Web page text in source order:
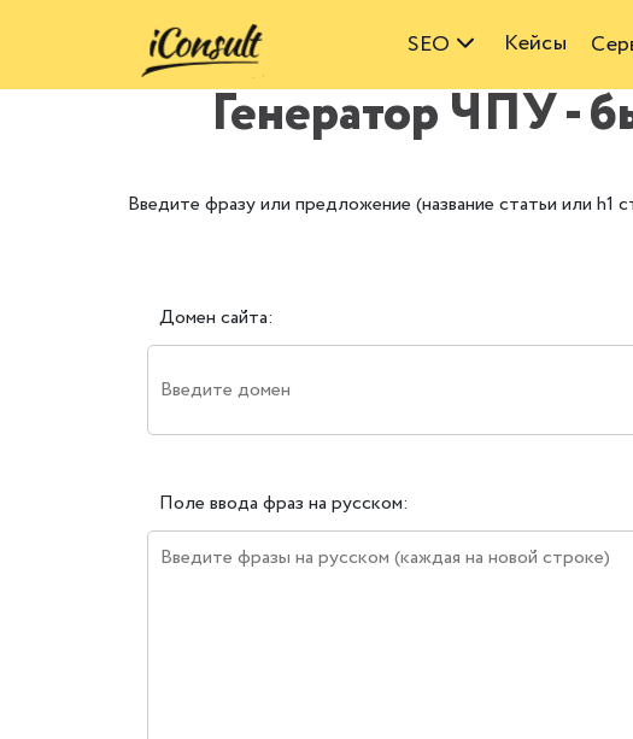
SEO Кейсы
Генератор ЧПУ -
Введите фразу или предложение (название статьи или
Домен сайта:
Поле ввода фраз на русском: